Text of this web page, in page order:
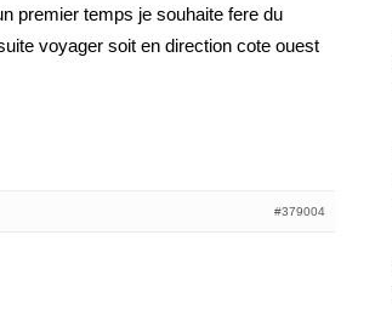
premier temps je souhaite fere du
voyager soit en direction cote ouest
#379004